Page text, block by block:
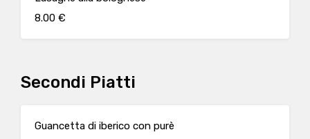
8.00 €
Secondi Piatti
Guancetta di iberico con purè